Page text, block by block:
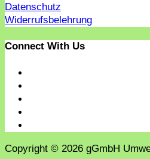
Datenschutz
Widerrufsbelehrung
Connect With Us
Copyright © 2026 gGmbH